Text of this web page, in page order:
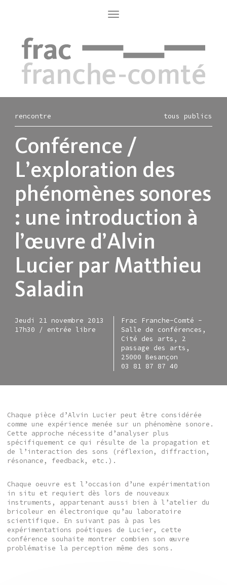
Toggle
navigation
rencontre tous publics
Conférence /
L’exploration des
phénomènes sonores
: une introduction à
l’œuvre d’Alvin
Lucier par Matthieu
Saladin
Jeudi 21 novembre 2013
17h30 / entrée libre
Frac Franche-Comté -
Salle de conférences,
Cité des arts, 2
passage des arts,
25000 Besançon
03 81 87 87 40
Chaque pièce d’Alvin Lucier peut être considérée
comme une expérience menée sur un phénomène sonore.
Cette approche nécessite d’analyser plus
spécifiquement ce qui résulte de la propagation et
de l’interaction des sons (réflexion, diffraction,
résonance, feedback, etc.).
Chaque oeuvre est l’occasion d’une expérimentation
in situ et requiert dès lors de nouveaux
instruments, appartenant aussi bien à l’atelier du
bricoleur en électronique qu’au laboratoire
scientifique. En suivant pas à pas les
expérimentations poétiques de Lucier, cette
conférence souhaite montrer combien son œuvre
problématise la perception même des sons.